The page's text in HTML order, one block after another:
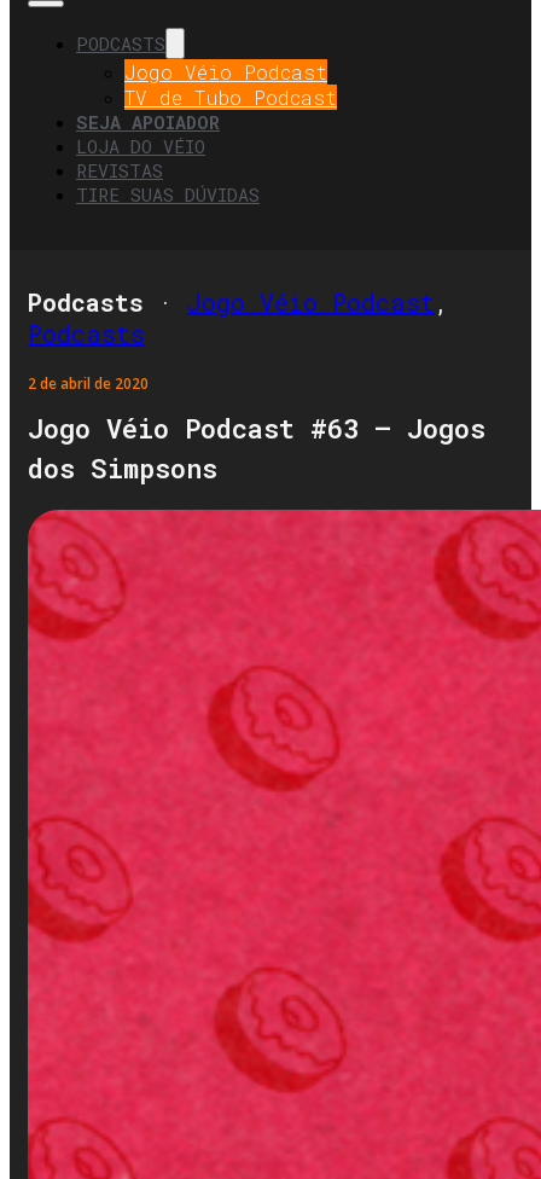
PODCASTS
Jogo Véio Podcast
TV de Tubo Podcast
SEJA APOIADOR
LOJA DO VÉIO
REVISTAS
TIRE SUAS DÚVIDAS
Podcasts · Jogo Véio Podcast,
Podcasts
2 de abril de 2020
Jogo Véio Podcast #63 – Jogos
dos Simpsons